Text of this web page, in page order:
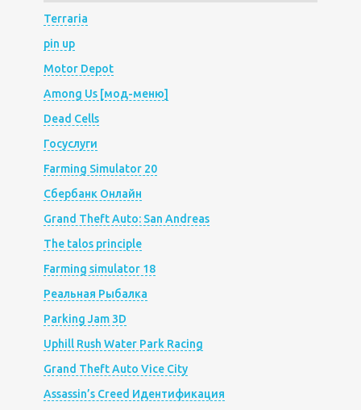
Terraria
pin up
Motor Depot
Among Us [мод-меню]
Dead Cells
Госуслуги
Farming Simulator 20
Сбербанк Онлайн
Grand Theft Auto: San Andreas
The talos principle
Farming simulator 18
Реальная Рыбалка
Parking Jam 3D
Uphill Rush Water Park Racing
Grand Theft Auto Vice City
Assassin’s Creed Идентификация